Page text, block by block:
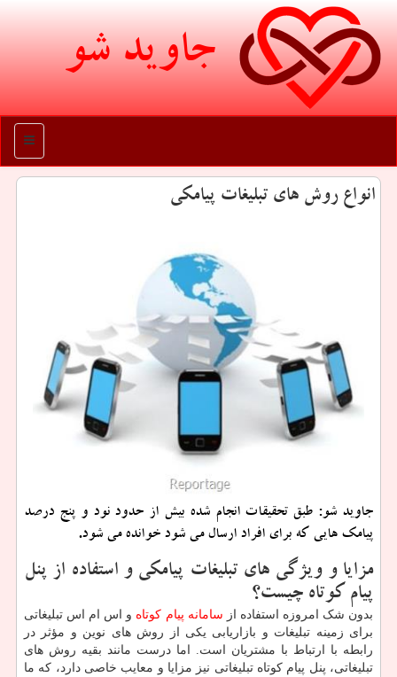
جاوید شو
منو
انواع روش های تبلیغات پیامكی
جاوید شو: طبق تحقیقات انجام‌ شده بیش از حدود نود و پنج درصد
پیامك‌ هایی كه برای افراد ارسال می شود خوانده می شود.
مزایا و ویژگی های تبلیغات پیامکی و استفاده از پنل
پیام کوتاه چیست؟
بدون شک امروزه استفاده از سامانه پیام کوتاه و اس ‌ام ‌اس تبلیغاتی
برای زمینه تبلیغات و بازاریابی یکی از روش ‌های نوین و مؤثر در
رابطه با ارتباط با مشتریان است. اما درست مانند بقیه روش های
تبلیغاتی، پنل پیام کوتاه تبلیغاتی نیز مزایا و معایب خاصی دارد، که ما